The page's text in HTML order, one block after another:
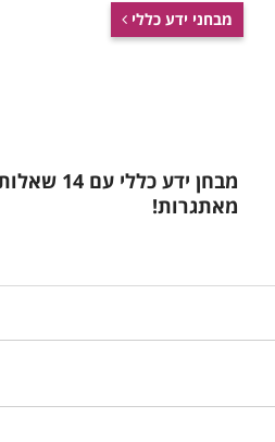
מבחני ידע כללי
מבחן ידע כללי עם 14
מאתגרות!